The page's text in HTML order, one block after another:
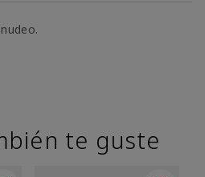
te guste